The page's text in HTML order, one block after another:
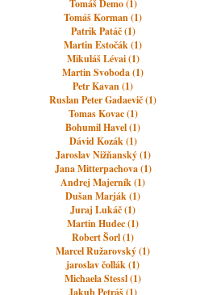
Tomáš Demo (1)
Tomáš Korman (1)
Patrik Patáč (1)
Martin Estočák (1)
Mikuláš Lévai (1)
Martin Svoboda (1)
Petr Kavan (1)
Ruslan Peter Gadaevič (1)
Tomas Kovac (1)
Bohumil Havel (1)
Dávid Kozák (1)
Jaroslav Nižňanský (1)
Jana Mitterpachova (1)
Andrej Majerník (1)
Dušan Marják (1)
Juraj Lukáč (1)
Martin Hudec (1)
Robert Šorl (1)
Marcel Ružarovský (1)
jaroslav čollák (1)
Michaela Stessl (1)
Jakub Petráš (1)